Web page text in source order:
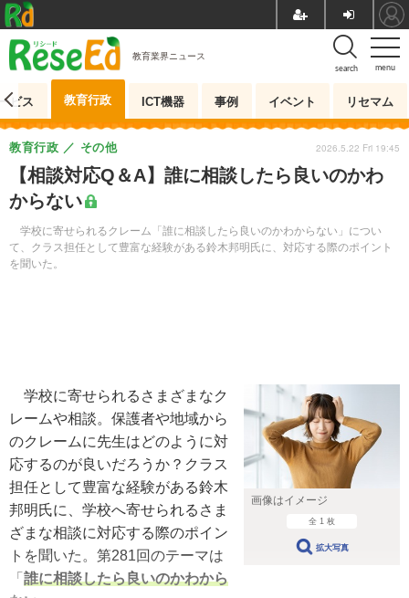
menu
search
教育業界ニュース
ビス 教育行政 ICT機器 事例 イベント リセマム
【相談対応Q＆A】誰に相談したら良いのかわ
からない
学校に寄せられるクレーム「誰に相談したら良いのかわからない」につい
て、クラス担任として豊富な経験がある鈴木邦明氏に、対応する際のポイント
を聞いた。
教育行政 その他 2026.5.22 Fri 19:45
画像はイメージ
全 1 枚
拡大写真
学校に寄せられるさまざまなク
レームや相談。保護者や地域から
のクレームに先生はどのように対
応するのが良いだろうか？クラス
担任として豊富な経験がある鈴木
邦明氏に、学校へ寄せられるさま
ざまな相談に対応する際のポイン
トを聞いた。第281回のテーマは
「 誰に相談したら良いのかわから